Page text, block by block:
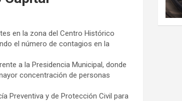
en la zona del Centro Histórico
el número de contagios en la
a la Presidencia Municipal, donde
concentración de personas
Preventiva y de Protección Civil para